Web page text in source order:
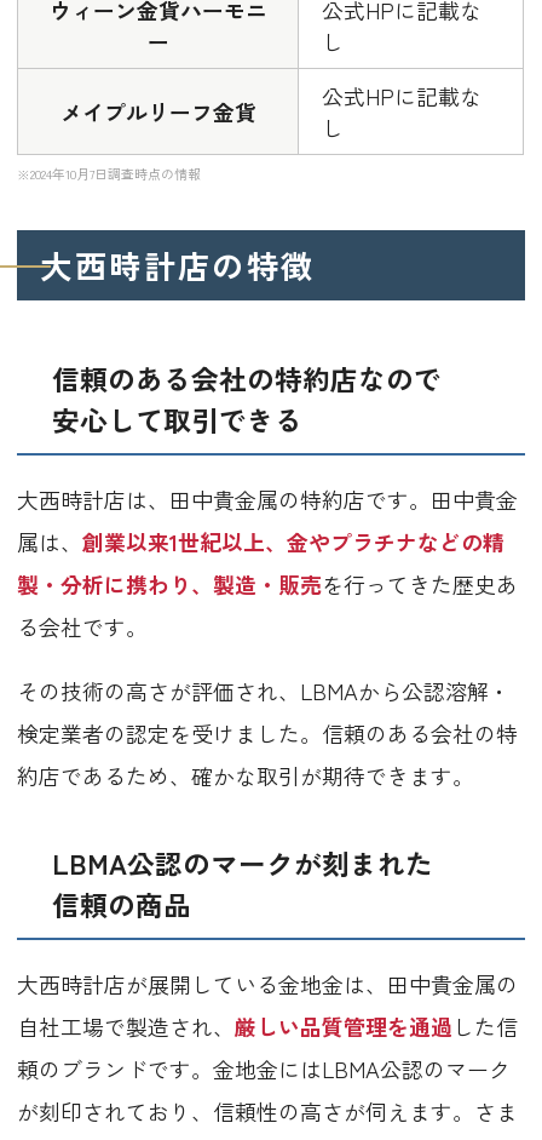
ウィーン金貨ハーモニ
ー
公式HPに記載な
し
メイプルリーフ金貨
公式HPに記載な
し
※2024年10月7日調査時点の情報
大西時計店の特徴
信頼のある会社の特約店なので
安心して取引できる
大西時計店は、田中貴金属の特約店です。田中貴金
属は、創業以来1世紀以上、金やプラチナなどの精
製・分析に携わり、製造・販売を行ってきた歴史あ
る会社です。
その技術の高さが評価され、LBMAから公認溶解・
検定業者の認定を受けました。信頼のある会社の特
約店であるため、確かな取引が期待できます。
LBMA公認のマークが刻まれた
信頼の商品
大西時計店が展開している金地金は、田中貴金属の
自社工場で製造され、厳しい品質管理を通過 した信
頼のブランドです。金地金にはLBMA公認のマーク
が刻印されており、信頼性の高さが伺えます。さま